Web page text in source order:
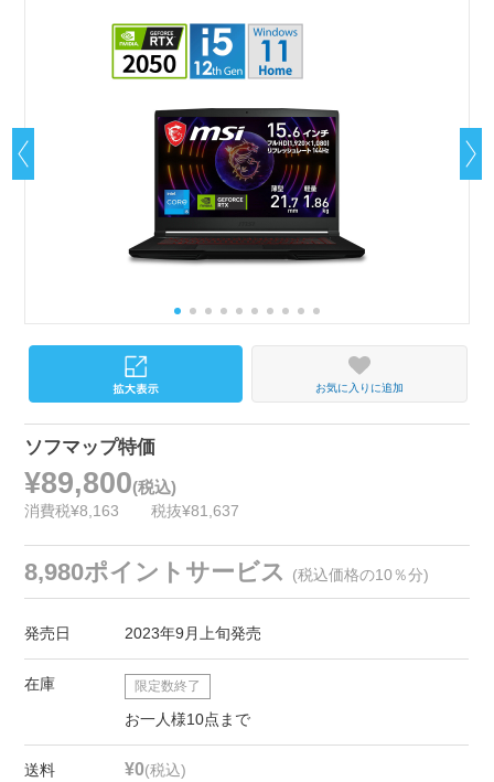
お気に入りに追加
ソフマップ特価
¥89,800(税込)
消費税¥8,163 税抜¥81,637
8,980ポイントサービス (税込価格の10％分)
発売日 2023年9月上旬発売
在庫 限定数終了
お一人様10点まで
送料 ¥0(税込)